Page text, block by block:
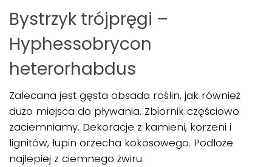
Bystrzyk trójpręgi –
Hyphessobrycon
heterorhabdus
Zalecana jest gęsta obsada roślin, jak również
dużo miejsca do pływania. Zbiornik częściowo
zaciemniamy. Dekoracje z kamieni, korzeni i
lignitów, łupin orzecha kokosowego. Podłoże
najlepiej z ciemnego żwiru.